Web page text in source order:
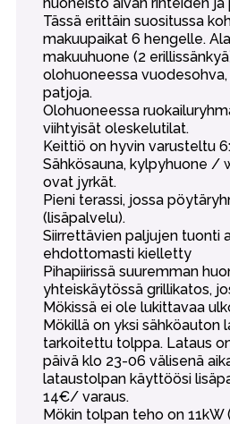
Tässä erittäin suositussa
makuupaikat 6 hengelle.
makuuhuone (2
olohuoneessa
patjoja.
Olohuoneessa
viihtyisät oleskelutilat.
Keittiö on hyvin varusteltu
Sähkösauna, kylpyhuone /
ovat jyrkät.
Pieni terassi, jossa
(lisäpalvelu).
Siirrettävien paljujen tuonti
ehdottomasti kielletty
Pihapiirissä suuremman
yhteiskäytössä grillikatos,
Mökissä ei ole lukittavaa
Mökillä on yksi sähköauton
tarkoitettu tolppa. Lataus
päivä klo 23-06 välisenä
lataustolpan käyttöösi
14€/ varaus.
Mökin tolpan teho on 11kW